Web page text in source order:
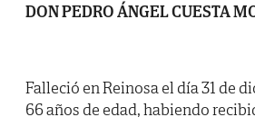
DON PEDRO ÁNGEL CUESTA
Falleció en Reinosa el día 31 de
66 años de edad, habiendo